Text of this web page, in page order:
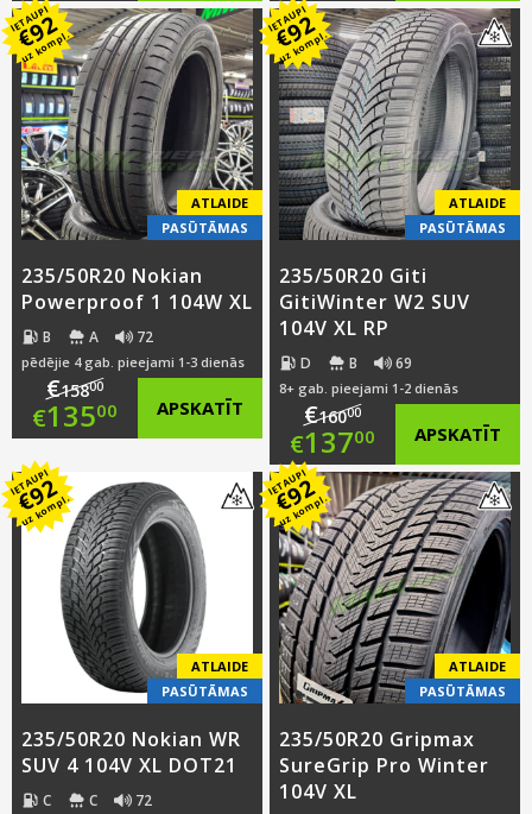
price
was:
€145.00.
Current
price
is:
€122.00.
price
was:
€145.00.
Current
price
is:
€122.00.
IETAUPI
€92
uz kompl.
ATLAIDE
PASŪTĀMAS
235/50R20 Nokian
Powerproof 1 104W XL
B A 72
pēdējie 4 gab. pieejami 1-3 dienās
€15800
Original
was:
€158.00.
€13500
price
is:
€135.00.
APSKATĪT
IETAUPI
€92
uz kompl.
ATLAIDE
PASŪTĀMAS
235/50R20 Giti
GitiWinter W2 SUV
104V XL RP
D B 69
8+ gab. pieejami 1-2 dienās
€16000
Original
price
was:
€160.00.
€13700
Current
price
is:
€137.00.
APSKATĪT
IETAUPI
€92
uz kompl.
ATLAIDE
PASŪTĀMAS
235/50R20 Nokian WR
SUV 4 104V XL DOT21
C C 72
IETAUPI
€92
uz kompl.
ATLAIDE
PASŪTĀMAS
235/50R20 Gripmax
SureGrip Pro Winter
104V XL